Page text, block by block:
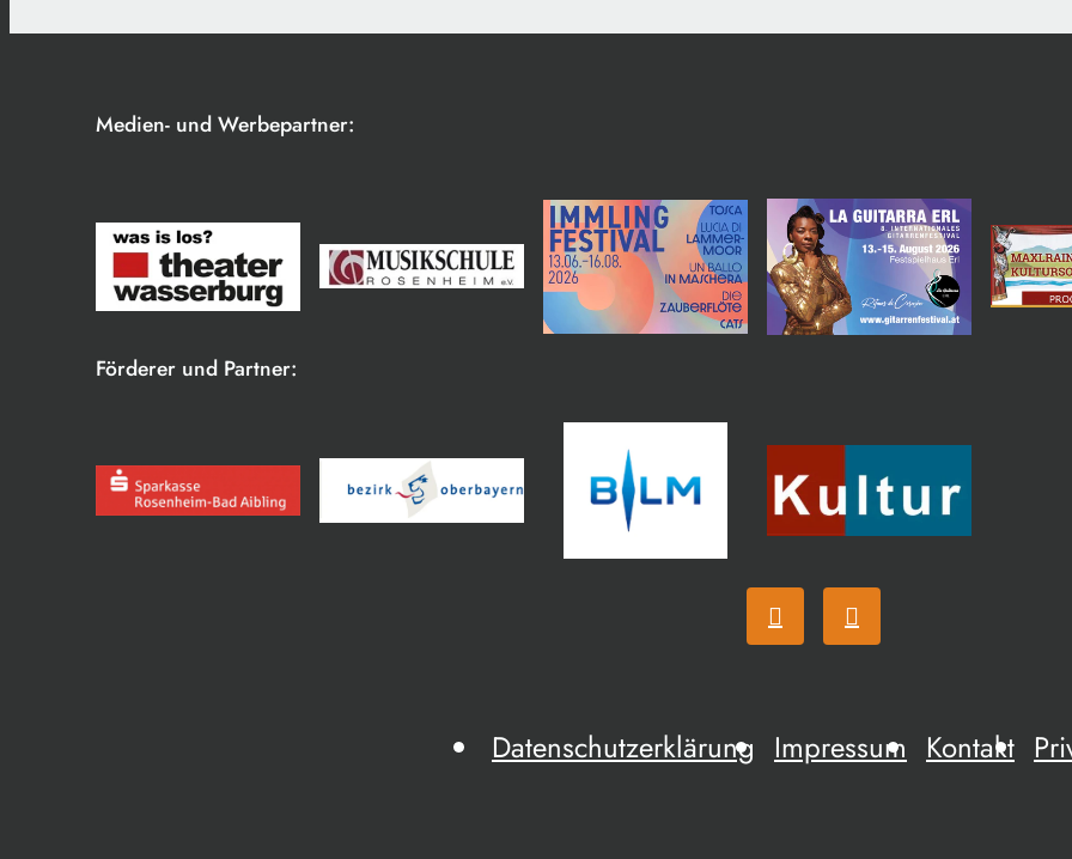
Medien- und Werbepartner:
Förderer und Partner:
Datenschutzerklärung Impressum Kontakt